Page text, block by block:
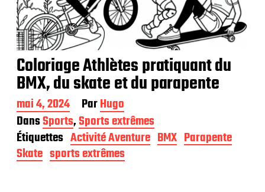
Coloriage Athlètes pratiquant du
BMX, du skate et du parapente
D
a
t
e
d
e
mai 4, 2024 ParHugo
DansSports,Sports extrêmes
Étiquettes Activité Aventure BMX Parapente
Skate sports extrêmes